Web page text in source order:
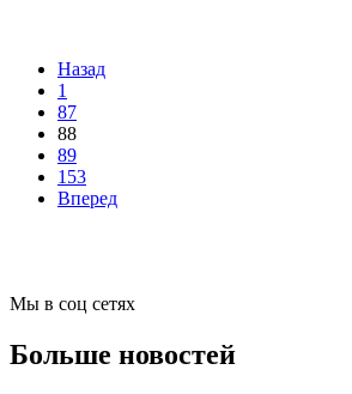
Назад
1
87
88
89
153
Вперед
Мы в соц сетях
Больше новостей